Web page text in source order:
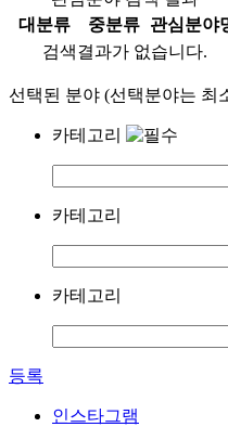
대분류
중분류
관심분야
검색결과가 없습니다.
선택된 분야 (선택분야는 최
카테고리
카테고리
카테고리
등록
인스타그램